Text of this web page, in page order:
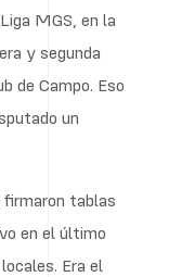
MGS, en la
y segunda
de Campo. Eso
un
firmaron tablas
en el último
Era el